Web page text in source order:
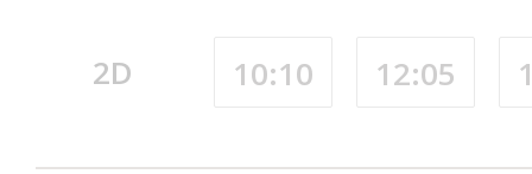
2D 10:10 12:05